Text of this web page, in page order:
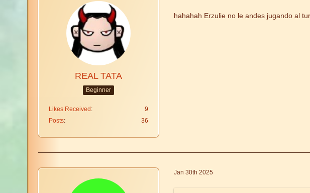
REAL TATA
Beginner
Likes Received
9
Posts
36
hahahah Erzulie no le andes jugando al
Jan 30th 2025